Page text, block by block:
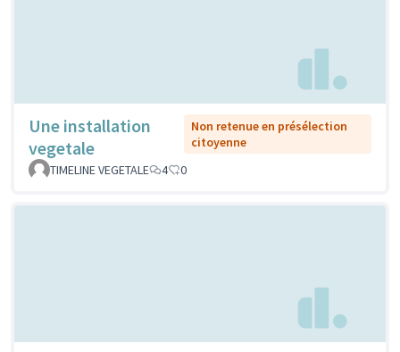
Une installation
vegetale
Non retenue en présélection
citoyenne
TIMELINE VEGETALE
4 0